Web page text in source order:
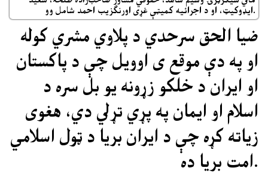
ایډوکیټ، او د اجرائیه کمیټې غړی اورنګزیب احمد شامل وو.
ضیا الحق سرحدي د پلاوي مشري کوله
او په دې موقع ی اوویل چې د پاکستان
او ایران د خلکو زړونه یو بل سره د
اسلام او ایمان په پړي تړلي دي، هغوی
زیاته کړه چې د ایران بریا د ټول اسلامي
امت بریا ده.